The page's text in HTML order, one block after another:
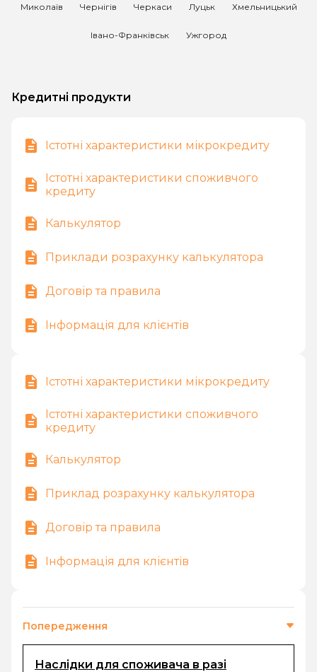
Миколаїв Чернігів Черкаси Луцьк Хмельницький
Івано-Франківськ Ужгород
Кредитні продукти
Істотні характеристики мікрокредиту
Істотні характеристики споживчого
кредиту
Калькулятор
Приклади розрахунку калькулятора
Договір та правила
Інформація для клієнтів
Істотні характеристики мікрокредиту
Істотні характеристики споживчого
кредиту
Калькулятор
Приклад розрахунку калькулятора
Договір та правила
Інформація для клієнтів
Попередження
Наслідки для споживача в разі